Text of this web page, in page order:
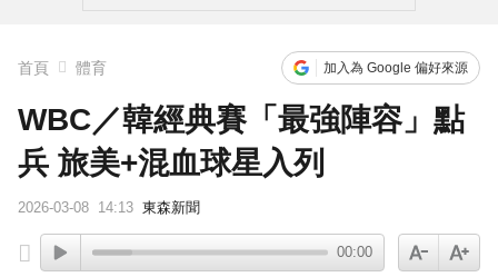
首頁 體育 加入為 Google 偏好來源
WBC／韓經典賽「最強陣容」點
兵 旅美+混血球星入列
2026-03-08 14:13 東森新聞
00:00